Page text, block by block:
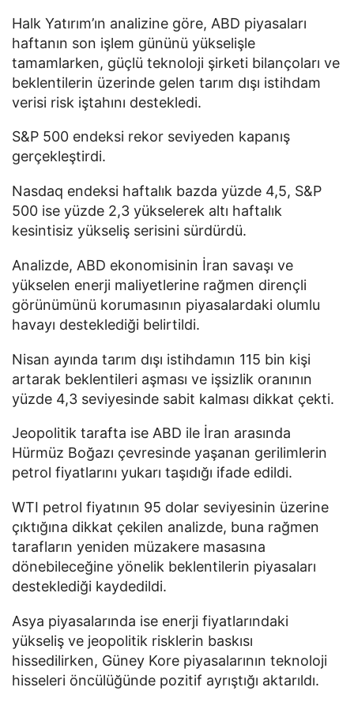
Halk Yatırım’ın analizine göre, ABD piyasaları
haftanın son işlem gününü yükselişle
tamamlarken, güçlü teknoloji şirketi bilançoları ve
beklentilerin üzerinde gelen tarım dışı istihdam
verisi risk iştahını destekledi.
S&P 500 endeksi rekor seviyeden kapanış
gerçekleştirdi.
Nasdaq endeksi haftalık bazda yüzde 4,5, S&P
500 ise yüzde 2,3 yükselerek altı haftalık
kesintisiz yükseliş serisini sürdürdü.
Analizde, ABD ekonomisinin İran savaşı ve
yükselen enerji maliyetlerine rağmen dirençli
görünümünü korumasının piyasalardaki olumlu
havayı desteklediği belirtildi.
Nisan ayında tarım dışı istihdamın 115 bin kişi
artarak beklentileri aşması ve işsizlik oranının
yüzde 4,3 seviyesinde sabit kalması dikkat çekti.
Jeopolitik tarafta ise ABD ile İran arasında
Hürmüz Boğazı çevresinde yaşanan gerilimlerin
petrol fiyatlarını yukarı taşıdığı ifade edildi.
WTI petrol fiyatının 95 dolar seviyesinin üzerine
çıktığına dikkat çekilen analizde, buna rağmen
tarafların yeniden müzakere masasına
dönebileceğine yönelik beklentilerin piyasaları
desteklediği kaydedildi.
Asya piyasalarında ise enerji fiyatlarındaki
yükseliş ve jeopolitik risklerin baskısı
hissedilirken, Güney Kore piyasalarının teknoloji
hisseleri öncülüğünde pozitif ayrıştığı aktarıldı.